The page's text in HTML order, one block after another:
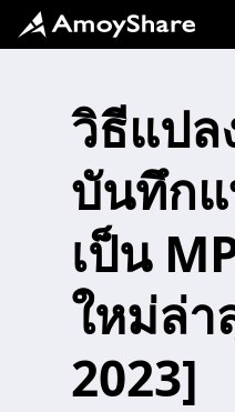
วิธีแปล
บันทึก
เป็น
ใหม่ล่า
2023]